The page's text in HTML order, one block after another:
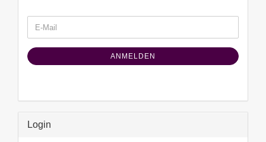
ZUR
ANMELDUNG
E-
Mail
ANMELDEN
Login